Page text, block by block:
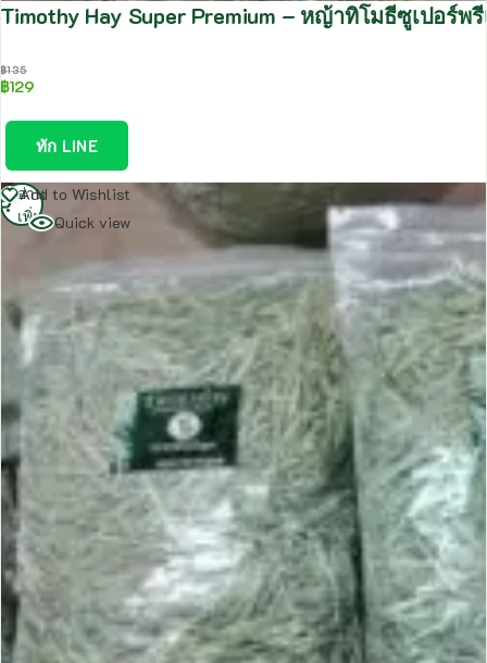
Timothy Hay Super Premium – หญ้าทิโมธีซูเปอร์พ
฿135
฿129
ทัก LINE
Add to Wishlist
Quick view
อ่าน
เพิ่ม